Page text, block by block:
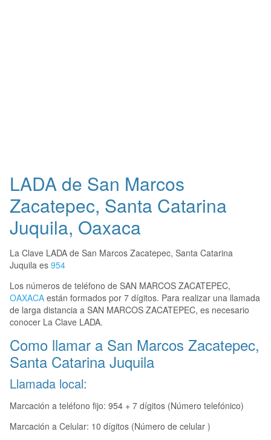
LADA de San Marcos
Zacatepec, Santa Catarina
Juquila, Oaxaca
La Clave LADA de San Marcos Zacatepec, Santa Catarina
Juquila es 954
Los números de teléfono de SAN MARCOS ZACATEPEC,
OAXACA están formados por 7 dígitos. Para realizar una llamada
de larga distancia a SAN MARCOS ZACATEPEC, es necesario
conocer La Clave LADA.
Como llamar a San Marcos Zacatepec,
Santa Catarina Juquila
Llamada local:
Marcación a teléfono fijo: 954 + 7 dígitos (Número telefónico)
Marcación a Celular: 10 dígitos (Número de celular )